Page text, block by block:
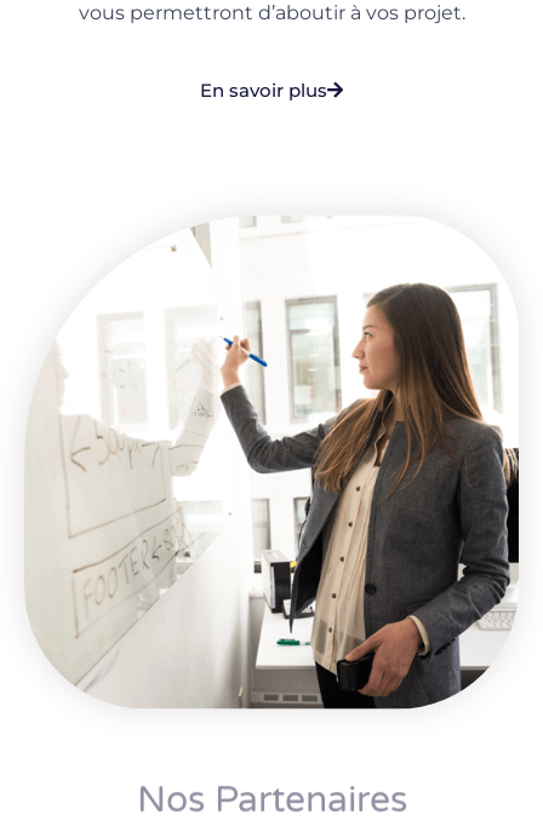
vous permettront d’aboutir à vos projet.
En savoir plus
Nos Partenaires